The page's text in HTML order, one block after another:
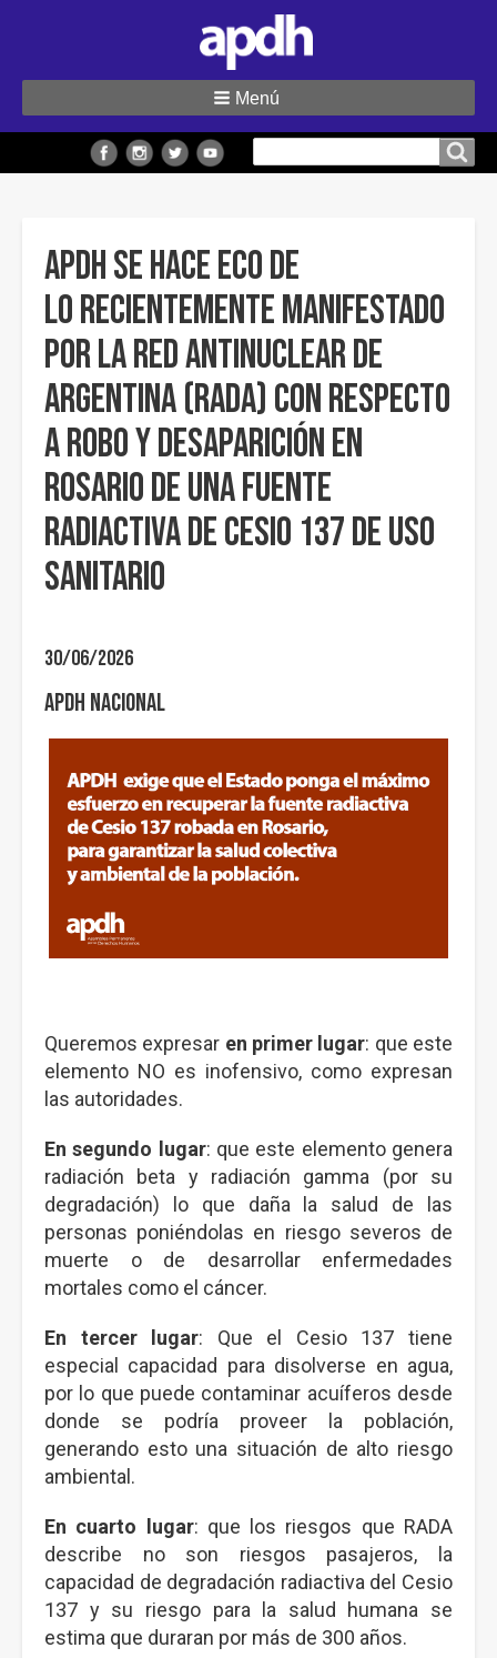
sitio
Menú
APDH se hace eco de
lo recientemente manifestado
por la Red Antinuclear de
Argentina (RADA) con respecto
a robo y desaparición en
Rosario de una fuente
radiactiva de Cesio 137 de uso
sanitario
30/06/2026
APDH Nacional
Queremos expresar en primer lugar: que este
elemento NO es inofensivo, como expresan
las autoridades.
En segundo lugar: que este elemento genera
radiación beta y radiación gamma (por su
degradación) lo que daña la salud de las
personas poniéndolas en riesgo severos de
muerte o de desarrollar enfermedades
mortales como el cáncer.
En tercer lugar: Que el Cesio 137 tiene
especial capacidad para disolverse en agua,
por lo que puede contaminar acuíferos desde
donde se podría proveer la población,
generando esto una situación de alto riesgo
ambiental.
En cuarto lugar: que los riesgos que RADA
describe no son riesgos pasajeros, la
capacidad de degradación radiactiva del Cesio
137 y su riesgo para la salud humana se
estima que duraran por más de 300 años.